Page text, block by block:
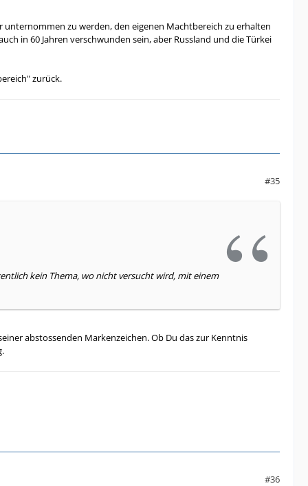
zu werden, den eigenen Machtbereich zu erhalten
in 60 Jahren verschwunden sein, aber Russland und die Türkei
zurück.
#35
kein Thema, wo nicht versucht wird, mit einem
abstossenden Markenzeichen. Ob Du das zur Kenntnis
#36